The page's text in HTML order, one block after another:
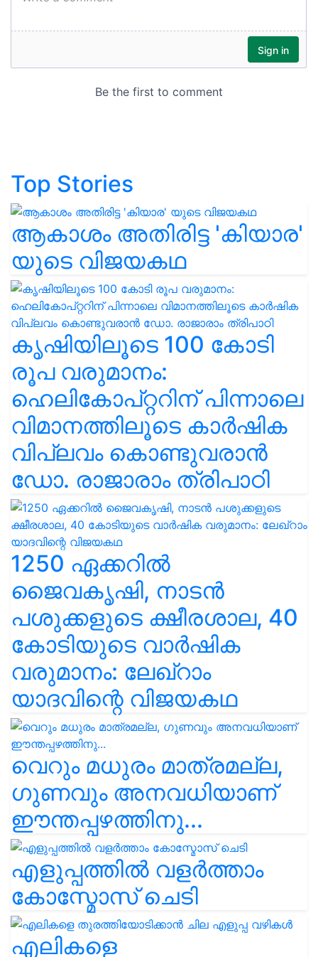
Top Stories
ആകാശം അതിരിട്ട 'കിയാര'
യുടെ വിജയകഥ
കൃഷിയിലൂടെ 100 കോടി
രൂപ വരുമാനം:
ഹെലികോപ്റ്ററിന് പിന്നാലെ
വിമാനത്തിലൂടെ കാർഷിക
വിപ്ലവം കൊണ്ടുവരാൻ
ഡോ. രാജാരാം ത്രിപാഠി
1250 ഏക്കറിൽ
ജൈവകൃഷി, നാടൻ
പശുക്കളുടെ ക്ഷീരശാല, 40
കോടിയുടെ വാർഷിക
വരുമാനം: ലേഖ്‌റാം
യാദവിന്റെ വിജയകഥ
വെറും മധുരം മാത്രമല്ല,
ഗുണവും അനവധിയാണ്
ഈന്തപ്പഴത്തിനു...
എളുപ്പത്തിൽ വളർത്താം
കോസ്മോസ് ചെടി
എലികളെ